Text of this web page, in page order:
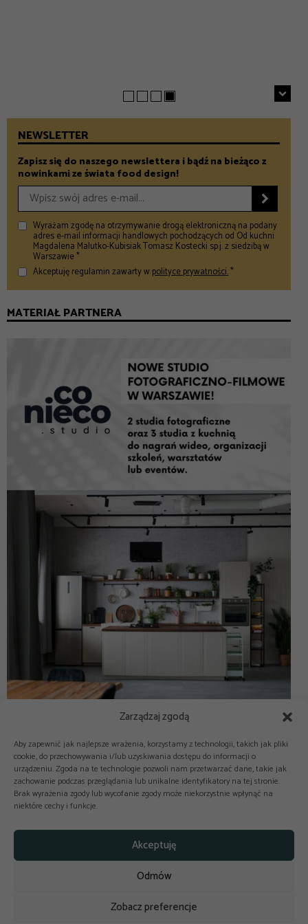
Zarządzaj zgodą
Aby zapewnić jak najlepsze wrażenia, korzystamy z technologii, takich jak pliki
cookie, do przechowywania i/lub uzyskiwania dostępu do informacji o
urządzeniu. Zgoda na te technologie pozwoli nam przetwarzać dane, takie jak
zachowanie podczas przeglądania lub unikalne identyfikatory na tej stronie.
Brak wyrażenia zgody lub wycofanie zgody może niekorzystnie wpłynąć na
niektóre cechy i funkcje.
Akceptuję
Odmów
Zobacz preferencje
NEWSLETTER
Zapisz się do naszego newslettera i bądź na bieżąco z
nowinkami ze świata food design!

Wyrażam zgodę na otrzymywanie drogą elektroniczną na podany
adres e-mail informacji handlowych pochodzących od Od kuchni
Magdalena Malutko-Kubisiak Tomasz Kostecki sp.j. z siedzibą w
Warszawie *
Akceptuję regulamin zawarty wpolityce prywatności.*
MATERIAŁ PARTNERA
Copyright © 2025-2026 odkuchni.co
Polityka prywatności
Regulamin
Reklama
Polityka cookies